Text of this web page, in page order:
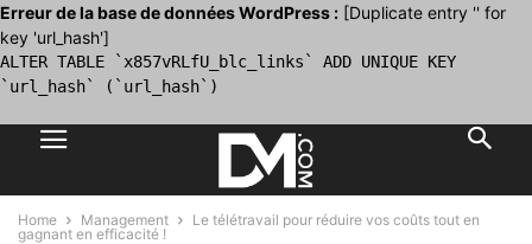
Erreur de la base de données WordPress : [Duplicate entry '' for
key 'url_hash']
ALTER TABLE `x857vRLfU_blc_links` ADD UNIQUE KEY
`url_hash` (`url_hash`)
Home Management
Le télétravail pour réduire vos coûts tout en
gagnant en efficacité !